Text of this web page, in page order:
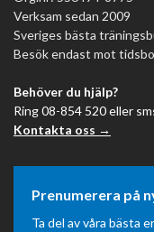
Verksam sedan 2009
Sveriges bästa
Besök endast mot
Behöver du hjälp?
Ring 08-854 520 eller
Kontakta oss →
Prenumerera på
Ta del av våra bästa